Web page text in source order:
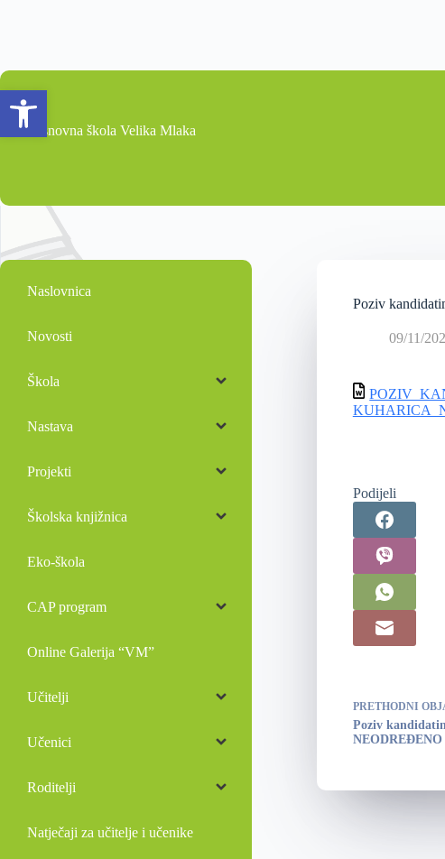
Open toolbar
Osnovna škola Velika Mlaka
Poziv
09/11/
Podijeli
PRETHODNI
Poziv
Naslovnica
Novosti
Škola
Nastava
Projekti
Školska knjižnica
Eko-škola
CAP program
Online Galerija “VM”
Učitelji
Učenici
Roditelji
Natječaji za učitelje i učenike